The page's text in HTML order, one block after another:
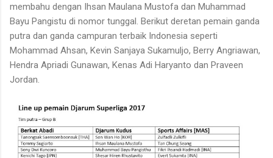
membahu dengan Ihsan Maulana Mustofa dan Muhammad
Bayu Pangistu di nomor tunggal. Berikut deretan pemain ganda
putra dan ganda campuran terbaik Indonesia seperti
Mohammad Ahsan, Kevin Sanjaya Sukamuljo, Berry Angriawan,
Hendra Apriadi Gunawan, Kenas Adi Haryanto dan Praveen
Jordan.